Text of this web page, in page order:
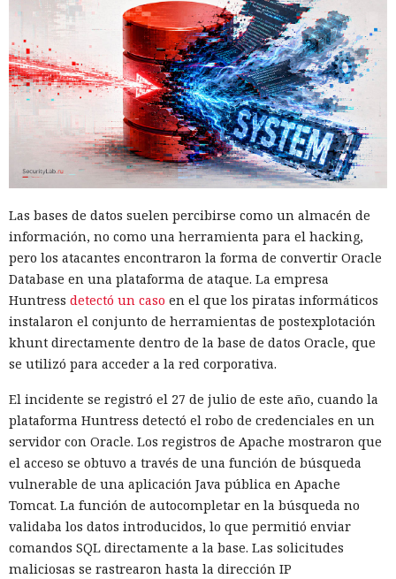
Las bases de datos suelen percibirse como un almacén de
información, no como una herramienta para el hacking,
pero los atacantes encontraron la forma de convertir Oracle
Database en una plataforma de ataque. La empresa
Huntress detectó un caso en el que los piratas informáticos
instalaron el conjunto de herramientas de postexplotación
khunt directamente dentro de la base de datos Oracle, que
se utilizó para acceder a la red corporativa.
El incidente se registró el 27 de julio de este año, cuando la
plataforma Huntress detectó el robo de credenciales en un
servidor con Oracle. Los registros de Apache mostraron que
el acceso se obtuvo a través de una función de búsqueda
vulnerable de una aplicación Java pública en Apache
Tomcat. La función de autocompletar en la búsqueda no
validaba los datos introducidos, lo que permitió enviar
comandos SQL directamente a la base. Las solicitudes
maliciosas se rastrearon hasta la dirección IP